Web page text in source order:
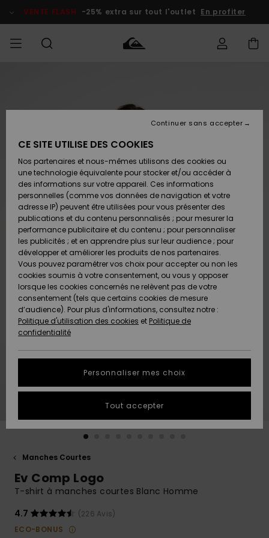
l'information
le
VENTE FLASH -25% extra sur tout l'outlet En profiter
Accessoires
Chaussures
& Tongs
Surf
Snow
Nouveautés
A
Découvrir
Accessoires
Chaussures
& Tongs
Surf
Snow
Nouveautés
A
Découvrir
FEMME
Nouveautés
A
Découvrir
Snow
SURF
Enfant
Highlights
Communauté
SNOW
Homme
Snow
Shop
Enfant
Snow
Shop
Femme
A
Découvrir
Communauté
VENTE
FLASH
Enfant
Outlet
Femme
Préférences
Langue Et
Région
Nederlands
AIDE &
CONTACT
Retours
Paiement
Carte
Cadeau
Quiksilver
Freedom
Protection
des données
Démarrez
question.
Démarrer
conversation
COLLECTION
CARTE
CADEAU
LISTE DE
SOUHAITS
Manches Courtes
Ev Comp Logo
T-shirt à manches courtes Blanc Homme
4.7
(226 Avis)
ECO-BONUS
CE SITE UTILISE DES COOKIES
Nos partenaires et nous-mêmes utilisons des cookies ou
une technologie équivalente pour stocker et/ou accéder à
des informations sur votre appareil. Ces informations
personnelles (comme vos données de navigation et votre
adresse IP) peuvent être utilisées pour vous présenter des
publications et du contenu personnalisés ; pour mesurer la
performance publicitaire et du contenu ; pour personnaliser
les publicités ; et en apprendre plus sur leur audience ; pour
développer et améliorer les produits de nos partenaires.
Vous pouvez paramétrer vos choix pour accepter ou non les
cookies soumis à votre consentement, ou vous y opposer
lorsque les cookies concernés ne relèvent pas de votre
consentement (tels que certains cookies de mesure
d’audience). Pour plus d'informations, consultez notre :
Politique d'utilisation des cookies et Politique de
confidentialité
Personnaliser mes choix
Continuer sans accepter
Tout accepter